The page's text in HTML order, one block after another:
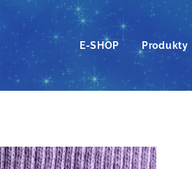
E-SHOP Produkty